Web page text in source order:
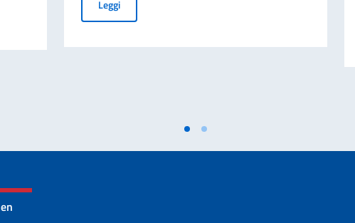
della Cucina italiana
Leggi3daysofdesign 18-20 June 2025